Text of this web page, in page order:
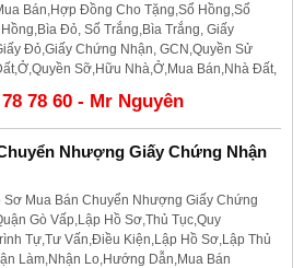
Bán,Hợp Đồng Cho Tặng,Sổ Hồng,Sổ
Đỏ, Sổ Trắng,Bìa Trắng, Giấy
Đỏ,Giấy Chứng Nhận, GCN,Quyền Sử
Sỡ,Hữu Nhà,Ở,Mua Bán,Nhà Đất,
78 60 - Mr Nguyên
Nhượng Giấy Chứng Nhận
Sơ Mua Bán Chuyển Nhượng Giấy Chứng
Gò Vấp,Lập Hồ Sơ,Thủ Tục,Quy
Tự,Tư Vấn,Điều Kiện,Lập Hồ Sơ,Lập Thủ
Làm,Nhận Lo,Hướng Dẫn,Mua Bán